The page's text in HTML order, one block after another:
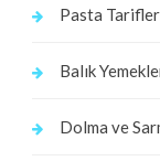
Pasta
Balık
Dolma ve